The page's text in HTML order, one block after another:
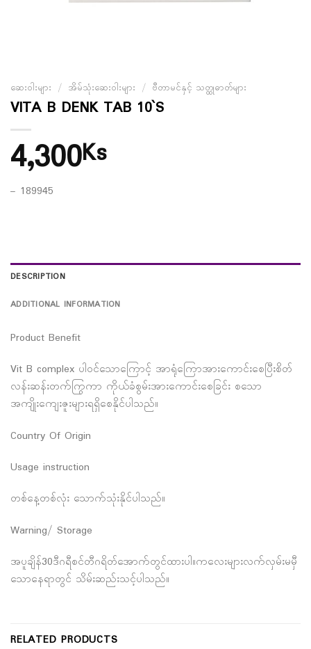
ဆေးဝါးများ / အိမ်သုံးဆေးဝါးများ / ဗီတာမင်နှင့် သတ္ထုဓာတ်များ
VITA B DENK TAB 10`S
4,300Ks
– 189945
DESCRIPTION
ADDITIONAL INFORMATION
Product Benefit
Vit B complex ပါဝင်သောကြောင့် အာရုံကြောအားကောင်းစေပြီးစိတ်
လန်းဆန်းတက်ကြွကာ ကိုယ်ခံစွမ်းအားကောင်းစေခြင်း စသော
အကျိုးကျေးဇူးများရရှိစေနိုင်ပါသည်။
Country Of Origin
Usage instruction
တစ်နေ့တစ်လုံး သောက်သုံးနိုင်ပါသည်။
Warning/ Storage
အပူချိန်30ဒီဂရီစင်တီဂရိတ်အောက်တွင်ထားပါ။ကလေးများလက်လှမ်းမမှီ
သောနေရာတွင် သိမ်းဆည်းသင့်ပါသည်။
RELATED PRODUCTS